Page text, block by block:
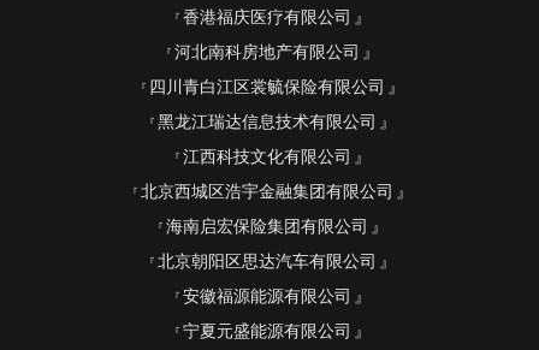
香港福庆医疗有限公司
河北南科房地产有限公司
四川青白江区裳毓保险有限公司
黑龙江瑞达信息技术有限公司
江西科技文化有限公司
北京西城区浩宇金融集团有限公司
海南启宏保险集团有限公司
北京朝阳区思达汽车有限公司
安徽福源能源有限公司
宁夏元盛能源有限公司